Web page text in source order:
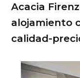
Acacia
alojamiento
calidad-